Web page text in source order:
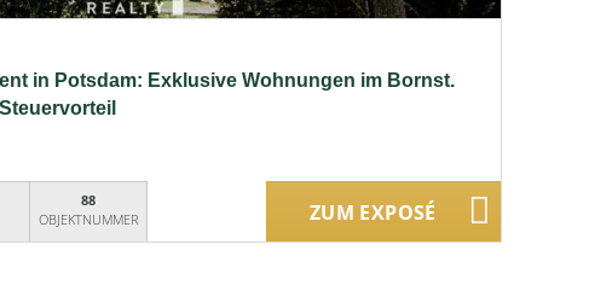
in Potsdam: Exklusive Wohnungen im Bornst.
88
OBJEKTNUMMER
ZUM EXPOSÉ